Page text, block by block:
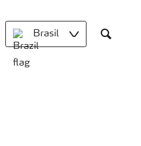
Brasil
Search